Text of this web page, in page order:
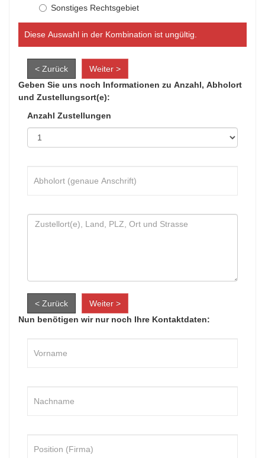
Sonstiges Rechtsgebiet
Diese Auswahl in der Kombination ist ungültig.
< Zurück
Weiter >
Geben Sie uns noch Informationen zu Anzahl, Abholort
und Zustellungsort(e):
Anzahl Zustellungen
< Zurück
Weiter >
Nun benötigen wir nur noch Ihre Kontaktdaten: